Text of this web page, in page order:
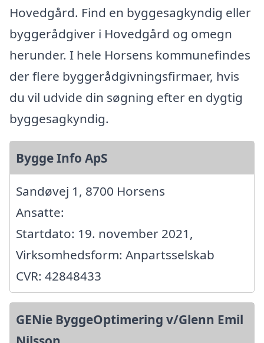
Hovedgård. Find en byggesagkyndig eller
byggerådgiver i Hovedgård og omegn
herunder. I hele Horsens kommunefindes
der flere byggerådgivningsfirmaer, hvis
du vil udvide din søgning efter en dygtig
byggesagkyndig.
Bygge Info ApS
Sandøvej 1, 8700 Horsens
Ansatte:
Startdato: 19. november 2021,
Virksomhedsform: Anpartsselskab
CVR: 42848433
GENie ByggeOptimering v/Glenn Emil